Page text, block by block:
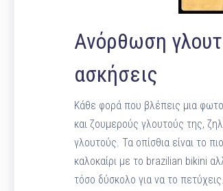
Ανόρθωση
ασκήσεις
Κάθε φορά που βλέπεις μια
και ζουμερούς γλουτούς της,
γλουτούς. Τα οπίσθια είναι το
καλοκαίρι με τo brazilian bikini
τόσο δύσκολο για να το